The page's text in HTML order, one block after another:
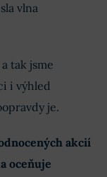
vlna
tak jsme
i výhled
je.
akcií
oceňuje